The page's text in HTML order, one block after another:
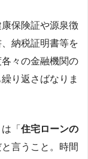
保険証や源泉徴
納税証明書等を
々の金融機関の
り返さばなりま
「 住宅ローンの
言うこと。時間